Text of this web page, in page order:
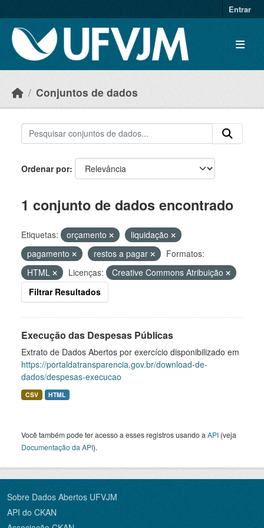
Entrar
Conjuntos de dados
Ordenar por
1 conjunto de dados encontrado
Etiquetas: orçamento
liquidação
pagamento
restos a pagar
Formatos:
HTML
Licenças:
Creative Commons Atribuição
Filtrar Resultados
Execução das Despesas Públicas
Extrato de Dados Abertos por exercício disponibilizado em
https://portaldatransparencia.gov.br/download-de-
dados/despesas-execucao
CSV HTML
Você também pode ter acesso a esses registros usando a API (veja
Documentação da API).
Sobre Dados Abertos UFVJM
API do CKAN